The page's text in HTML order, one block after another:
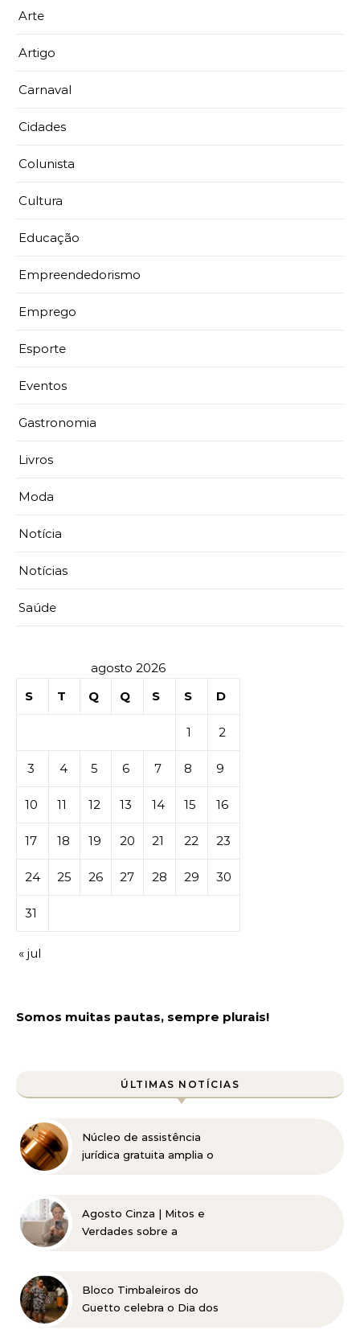
Arte
Artigo
Carnaval
Cidades
Colunista
Cultura
Educação
Empreendedorismo
Emprego
Esporte
Eventos
Gastronomia
Livros
Moda
Notícia
Notícias
Saúde
agosto 2026
S
T Q Q S S D
1 2
3 4 5 6 7 8 9
10 11 12 13 14 15 16
17 18 19 20 21 22 23
24 25 26 27 28 29 30
31
« jul
Somos muitas pautas, sempre plurais!
ÚLTIMAS NOTÍCIAS
Núcleo de assistência
jurídica gratuita amplia o
Agosto Cinza | Mitos e
Verdades sobre a
Bloco Timbaleiros do
Guetto celebra o Dia dos